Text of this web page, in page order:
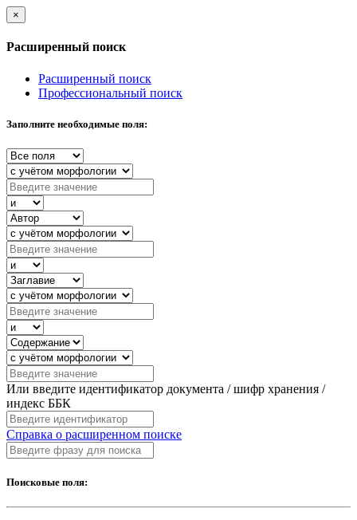
×
Расширенный поиск
Расширенный поиск
Профессиональный поиск
Заполните необходимые поля:
Или введите идентификатор документа / шифр хранения /
индекс ББК
Справка о расширенном поиске
Поисковые поля: